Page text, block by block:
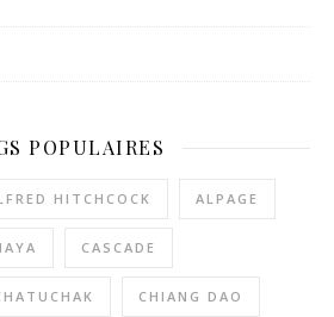
POPULAIRES
HITCHCOCK ALPAGE
CASCADE
CHIANG DAO